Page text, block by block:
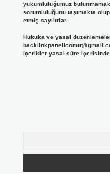
yükümlülüğümüz
sorumluluğunu taşımakta
etmiş sayılırlar.
Hukuka ve yasal
içerikler yasal süre içerisinde